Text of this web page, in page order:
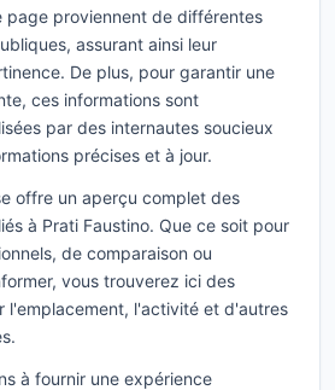
page proviennent de différentes
assurant ainsi leur
De plus, pour garantir une
ces informations sont
par des internautes soucieux
précises et à jour.
offre un aperçu complet des
à Prati Faustino. Que ce soit pour
de comparaison ou
vous trouverez ici des
l'emplacement, l'activité et d'autres
à fournir une expérience